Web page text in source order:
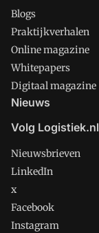
Blogs
Praktijkverhalen
Online magazine
Whitepapers
Digitaal magazine
Nieuws
Volg Logistiek.nl
Nieuwsbrieven
LinkedIn
x
Facebook
Instagram